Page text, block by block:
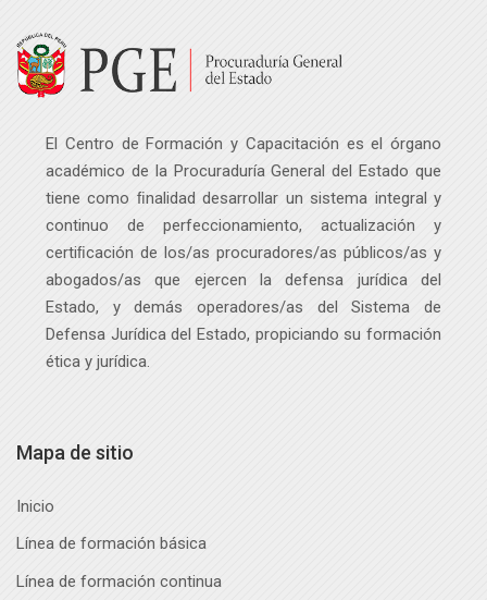
Página Principal
Mis Eventos Académicos
Formación continua
Programas académicos
El Centro de Formación y Capacitación es el órgano
académico de la Procuraduría General del Estado que
tiene como ﬁnalidad desarrollar un sistema integral y
continuo de perfeccionamiento, actualización y
certiﬁcación de los/as procuradores/as públicos/as y
abogados/as que ejercen la defensa jurídica del
Estado, y demás operadores/as del Sistema de
Defensa Jurídica del Estado, propiciando su formación
ética y jurídica.
Mapa de sitio
Inicio
Línea de formación básica
Línea de formación continua